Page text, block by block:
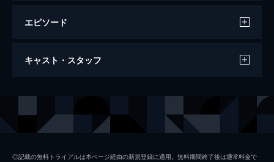
エピソード
2018/10/3放送 SP モンスターハウス #1
まさかの恋愛リアリティショー▼松本＆浜田
登場▼クロちゃんのベッド下でバレずに生活
2018/10/24放送 #152 芸人コンビのネタ
キャスト・スタッフ
◎記載の無料トライアルは本ページ経由の新規登録に適用。無料期間終了後は通常料金で